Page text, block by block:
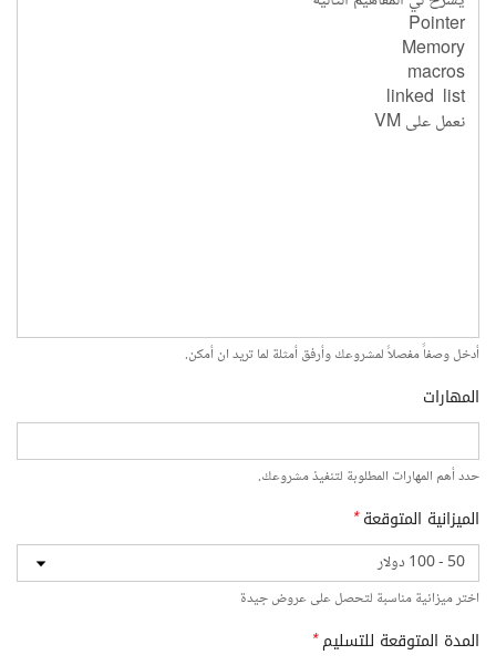
أدخل وصفاً مفصلاً لمشروعك وأرفق أمثلة لما تريد ان أمكن.
المهارات
حدد أهم المهارات المطلوبة لتنفيذ مشروعك.
الميزانية المتوقعة*
اختر ميزانية مناسبة لتحصل على عروض جيدة
المدة المتوقعة للتسليم*